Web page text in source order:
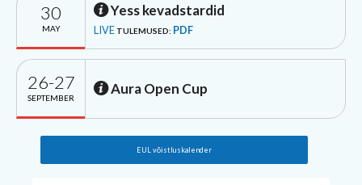
30
MAY
Yess kevadstardid
LIVE TULEMUSED: PDF
26-27
SEPTEMBER
Aura Open Cup
EUL võistluskalender